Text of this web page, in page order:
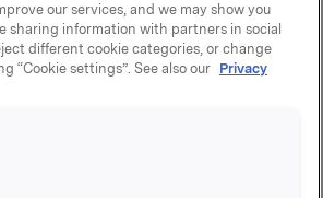
Fredrikstad
100 % av aksjene i
our services, and we may show you
sharing information with partners in social
different cookie categories, or change
“Cookie settings”. See also our Privacy